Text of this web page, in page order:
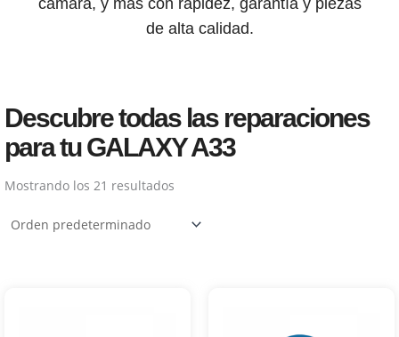
de alta calidad.
Descubre todas las reparaciones
para tu GALAXY A33
Mostrando los 21 resultados